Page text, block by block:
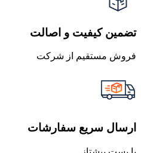
تضمین کیفیت و اصالت
فروش مستقیم از شرکت
ارسال سریع سفارشات